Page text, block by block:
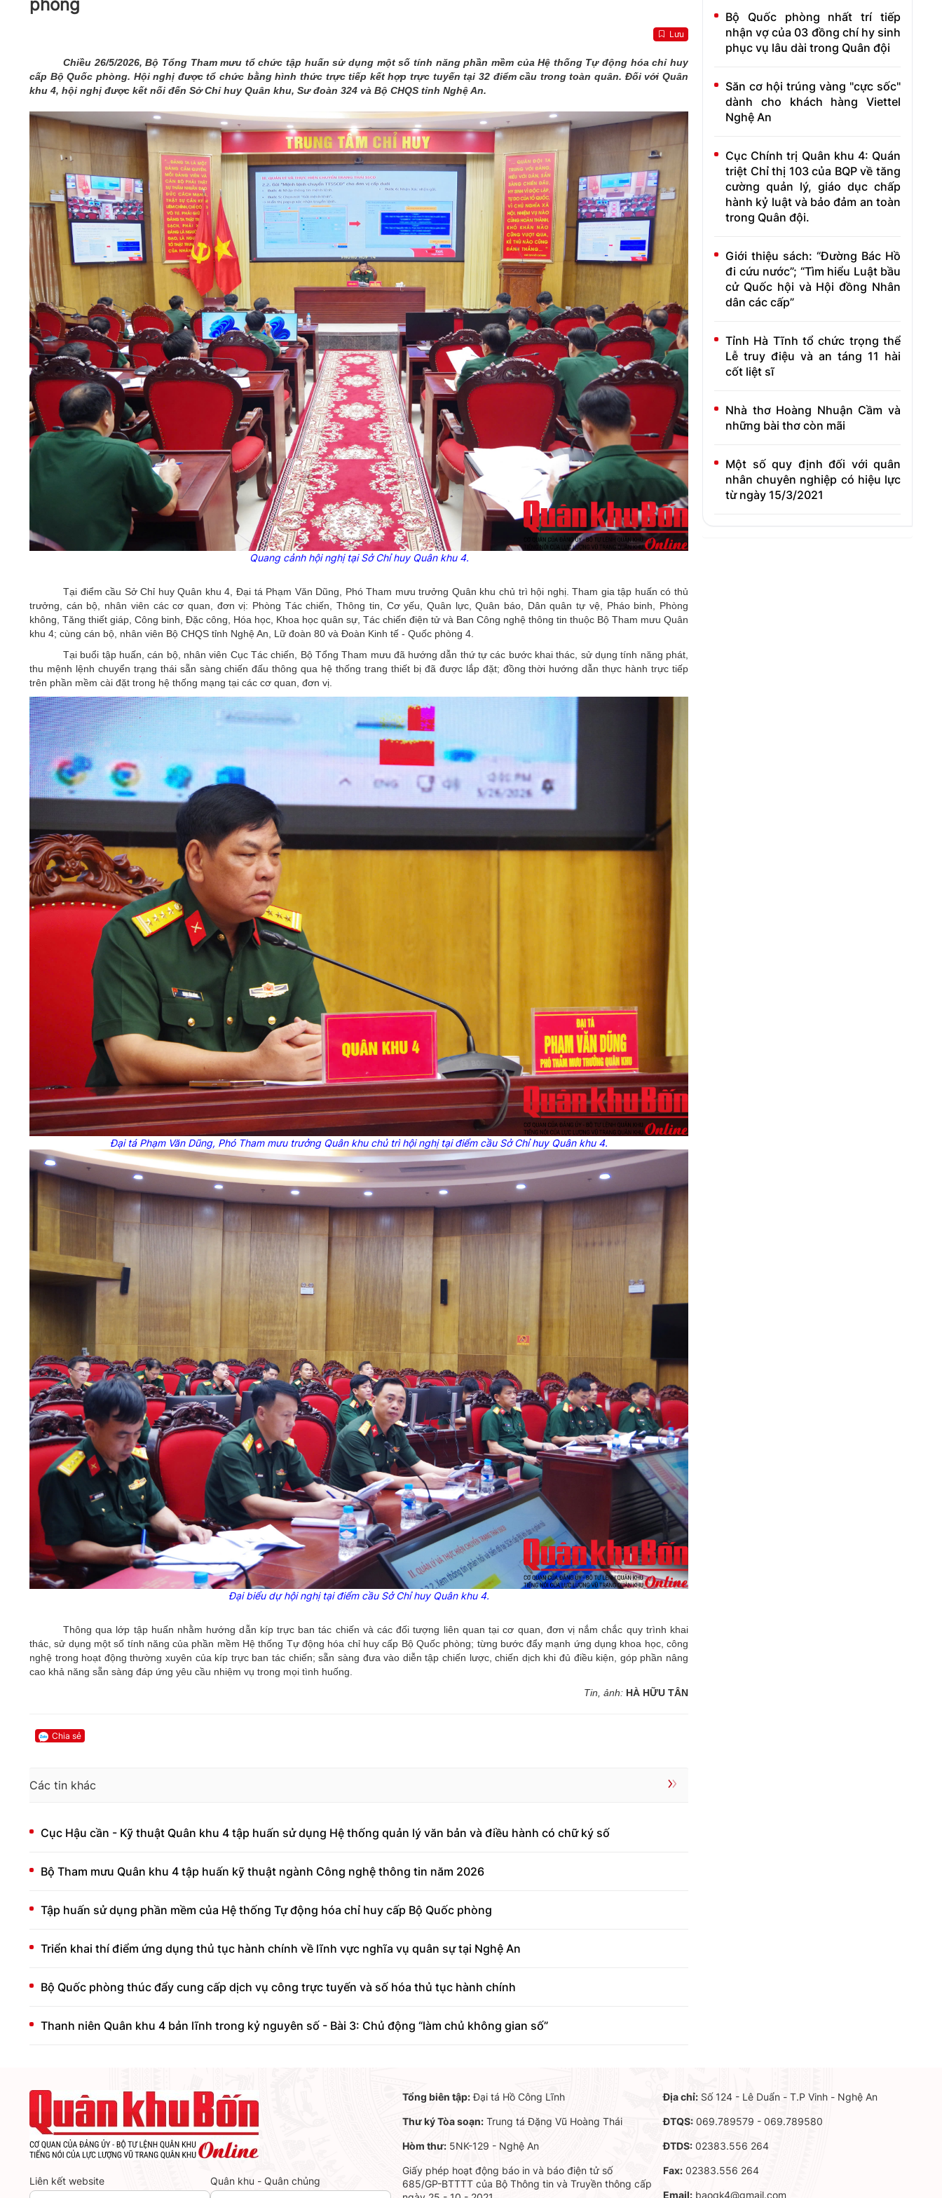
05/6/2021)
QUÂN KHU 4 (15/10/1945 - 15/10/2020)
phòng
Lưu
Chiều 26/5/2026, Bộ Tổng Tham mưu tổ chức tập huấn sử dụng một số tính năng phần mềm của Hệ thống Tự động hóa chỉ huy
cấp Bộ Quốc phòng. Hội nghị được tổ chức bằng hình thức trực tiếp kết hợp trực tuyến tại 32 điểm cầu trong toàn quân. Đối với Quân
khu 4, hội nghị được kết nối đến Sở Chỉ huy Quân khu, Sư đoàn 324 và Bộ CHQS tỉnh Nghệ An.
Quang cảnh hội nghị tại Sở Chỉ huy Quân khu 4.
Tại điểm cầu Sở Chỉ huy Quân khu 4, Đại tá Phạm Văn Dũng, Phó Tham mưu trưởng Quân khu chủ trì hội nghị. Tham gia tập huấn có thủ
trưởng, cán bộ, nhân viên các cơ quan, đơn vị: Phòng Tác chiến, Thông tin, Cơ yếu, Quân lực, Quân báo, Dân quân tự vệ, Pháo binh, Phòng
không, Tăng thiết giáp, Công binh, Đặc công, Hóa học, Khoa học quân sự, Tác chiến điện tử và Ban Công nghệ thông tin thuộc Bộ Tham mưu Quân
khu 4; cùng cán bộ, nhân viên Bộ CHQS tỉnh Nghệ An, Lữ đoàn 80 và Đoàn Kinh tế - Quốc phòng 4.
Tại buổi tập huấn, cán bộ, nhân viên Cục Tác chiến, Bộ Tổng Tham mưu đã hướng dẫn thứ tự các bước khai thác, sử dụng tính năng phát,
thu mệnh lệnh chuyển trạng thái sẵn sàng chiến đấu thông qua hệ thống trang thiết bị đã được lắp đặt; đồng thời hướng dẫn thực hành trực tiếp
trên phần mềm cài đặt trong hệ thống mạng tại các cơ quan, đơn vị.
Đại tá Phạm Văn Dũng, Phó Tham mưu trưởng Quân khu chủ trì hội nghị tại điểm cầu Sở Chỉ huy Quân khu 4.
Đại biểu dự hội nghị tại điểm cầu Sở Chỉ huy Quân khu 4.
Thông qua lớp tập huấn nhằm hướng dẫn kíp trực ban tác chiến và các đối tượng liên quan tại cơ quan, đơn vị nắm chắc quy trình khai
thác, sử dụng một số tính năng của phần mềm Hệ thống Tự động hóa chỉ huy cấp Bộ Quốc phòng; từng bước đẩy mạnh ứng dụng khoa học, công
nghệ trong hoạt động thường xuyên của kíp trực ban tác chiến; sẵn sàng đưa vào diễn tập chiến lược, chiến dịch khi đủ điều kiện, góp phần nâng
cao khả năng sẵn sàng đáp ứng yêu cầu nhiệm vụ trong mọi tình huống.
Tin, ảnh: HÀ HỮU TÂN
Chia sẻ
Các tin khác
Cục Hậu cần - Kỹ thuật Quân khu 4 tập huấn sử dụng Hệ thống quản lý văn bản và điều hành có chữ ký số
Bộ Tham mưu Quân khu 4 tập huấn kỹ thuật ngành Công nghệ thông tin năm 2026
Tập huấn sử dụng phần mềm của Hệ thống Tự động hóa chỉ huy cấp Bộ Quốc phòng
Triển khai thí điểm ứng dụng thủ tục hành chính về lĩnh vực nghĩa vụ quân sự tại Nghệ An
Bộ Quốc phòng thúc đẩy cung cấp dịch vụ công trực tuyến và số hóa thủ tục hành chính
Thanh niên Quân khu 4 bản lĩnh trong kỷ nguyên số - Bài 3: Chủ động “làm chủ không gian số”
Bộ Quốc phòng nhất trí tiếp
nhận vợ của 03 đồng chí hy sinh
phục vụ lâu dài trong Quân đội
Săn cơ hội trúng vàng "cực sốc"
dành cho khách hàng Viettel
Nghệ An
Cục Chính trị Quân khu 4: Quán
triệt Chỉ thị 103 của BQP về tăng
cường quản lý, giáo dục chấp
hành kỷ luật và bảo đảm an toàn
trong Quân đội.
Giới thiệu sách: “Đường Bác Hồ
đi cứu nước”; “Tìm hiểu Luật bầu
cử Quốc hội và Hội đồng Nhân
dân các cấp”
Tỉnh Hà Tĩnh tổ chức trọng thể
Lễ truy điệu và an táng 11 hài
cốt liệt sĩ
Nhà thơ Hoàng Nhuận Cầm và
những bài thơ còn mãi
Một số quy định đối với quân
nhân chuyên nghiệp có hiệu lực
từ ngày 15/3/2021
Liên kết website Quân khu - Quân chủng
Tổng biên tập:Đại tá Hồ Công Lĩnh
Thư ký Tòa soạn:Trung tá Đặng Vũ Hoàng Thái
Hòm thư:5NK-129 - Nghệ An
Giấy phép hoạt động báo in và báo điện tử số
685/GP-BTTTT của Bộ Thông tin và Truyền thông cấp
Địa chỉ:Số 124 - Lê Duẩn - T.P Vinh - Nghệ An
ĐTQS:069.789579 - 069.789580
ĐTDS:02383.556 264
Fax:02383.556 264
Email:baoqk4@gmail.com